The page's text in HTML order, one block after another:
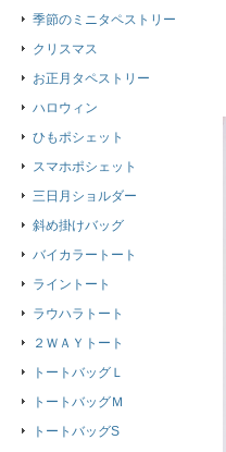
季節のミニタペストリー
クリスマス
お正月タペストリー
ハロウィン
ひもポシェット
スマホポシェット
三日月ショルダー
斜め掛けバッグ
バイカラートート
ライントート
ラウハラトート
２ＷＡＹトート
トートバッグＬ
トートバッグＭ
トートバッグS